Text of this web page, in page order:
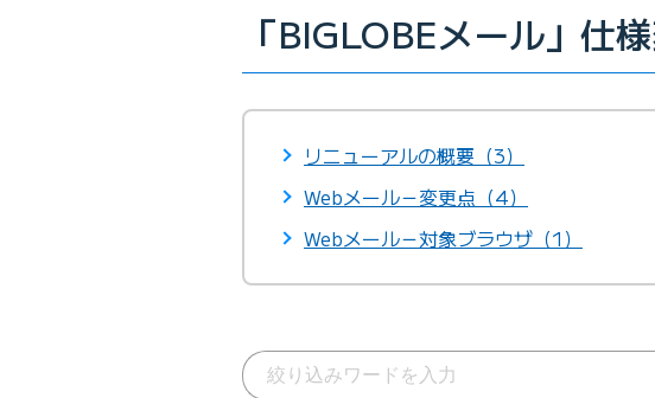
「BIGLOBEメール」仕
リニューアルの概要（3）
Webメール－変更点（4）
Webメール－対象ブラウザ（1）